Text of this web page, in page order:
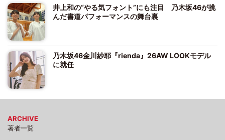
井上和の“やる気フォント”にも注目 乃木坂46が挑
んだ書道パフォーマンスの舞台裏
乃木坂46金川紗耶『rienda』26AW LOOKモデル
に就任
ARCHIVE
著者一覧